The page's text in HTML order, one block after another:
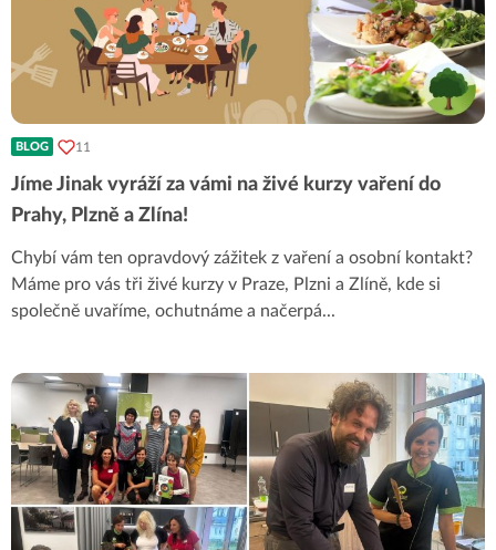
BLOG 11
Jíme Jinak vyráží za vámi na živé kurzy vaření do
Prahy, Plzně a Zlína!
Chybí vám ten opravdový zážitek z vaření a osobní kontakt?
Máme pro vás tři živé kurzy v Praze, Plzni a Zlíně, kde si
společně uvaříme, ochutnáme a načerpá...